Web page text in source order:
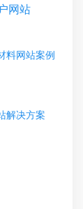
网站
料网站案例
解决方案